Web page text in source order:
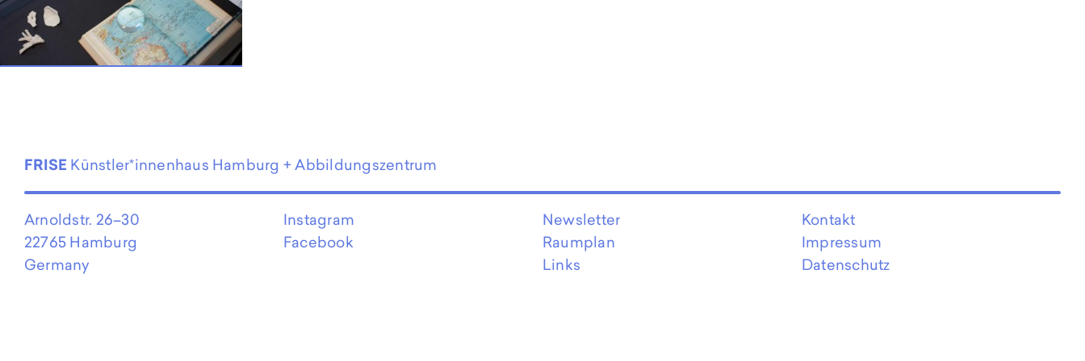
EN
FRISE Künstler*innenhaus Hamburg + Abbildungszentrum
Arnoldstr. 26–30
22765 Hamburg
Germany
Instagram
Facebook
Newsletter
Raumplan
Links
Kontakt
Impressum
Datenschutz